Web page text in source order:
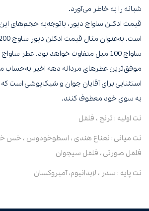
شبانه را به‌ خاطر می‌آورد.
قیمت ادکلن ساواج دیور، با‌توجه‌به حجم‌های
است. به‌عنوان مثال قیمت ادکلن دیور ساوج 200 میل با
ساواج 100 میل متفاوت خواهد بود. عطر
موفق‌ترین عطرهای مردانه دهه اخیر به‌حساب
استثنایی برای آقایان جوان و شیک‌پوشی است که
به سوی خود معطوف کنند.
نت اولیه : ترنج ، فلفل
نت میانی : نعناع هندی ، اسطوخودوس ، خس
فلفل صورتی ، فلفل سیچوان
نت پایه : سدر ، لابدانیوم، آمبروکسان